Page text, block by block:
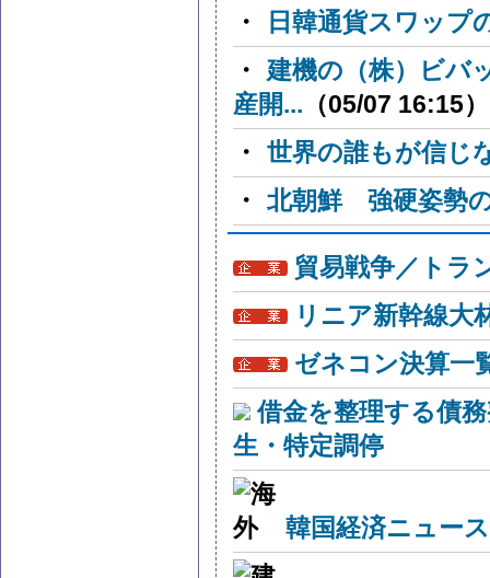
・
日韓通貨スワップ
・ 建機の（株）ビバ
産開... （05/07 16:15）
・ 世界の誰もが信じ
・ 北朝鮮 強硬姿勢
貿易戦争／トラ
リニア新幹線大
ゼネコン決算一
借金を整理する債
生・特定調停
韓国経済ニュー